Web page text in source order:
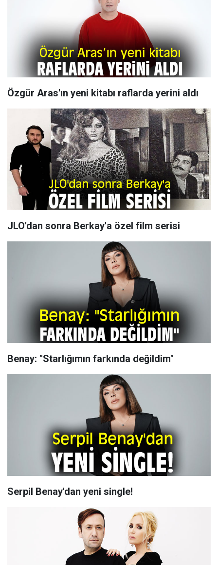
Özgür Aras'ın yeni kitabı raflarda yerini aldı
JLO'dan sonra Berkay'a özel film serisi
Benay: "Starlığımın farkında değildim"
Serpil Benay'dan yeni single!